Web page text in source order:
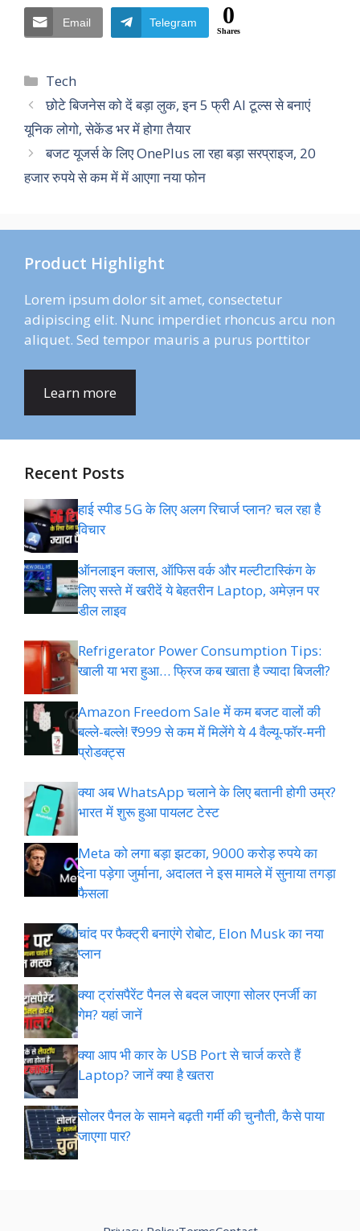
Email Telegram 0
Shares
Categories
Tech
छोटे बिजनेस को दें बड़ा लुक, इन 5 फ्री AI टूल्स से बनाएं
यूनिक लोगो, सेकेंड भर में होगा तैयार
बजट यूजर्स के लिए OnePlus ला रहा बड़ा सरप्राइज, 20
हजार रुपये से कम में में आएगा नया फोन
Product Highlight
Lorem ipsum dolor sit amet, consectetur
adipiscing elit. Nunc imperdiet rhoncus arcu non
aliquet. Sed tempor mauris a purus porttitor
Learn more
Recent Posts
हाई स्पीड 5G के लिए अलग रिचार्ज प्लान? चल रहा है
विचार
ऑनलाइन क्लास, ऑफिस वर्क और मल्टीटास्किंग के
लिए सस्ते में खरीदें ये बेहतरीन Laptop, अमेज़न पर
डील लाइव
Refrigerator Power Consumption Tips:
खाली या भरा हुआ… फ्रिज कब खाता है ज्यादा बिजली?
Amazon Freedom Sale में कम बजट वालों की
बल्ले-बल्ले! ₹999 से कम में मिलेंगे ये 4 वैल्यू-फॉर-मनी
प्रोडक्ट्स
क्या अब WhatsApp चलाने के लिए बतानी होगी उम्र?
भारत में शुरू हुआ पायलट टेस्ट
Meta को लगा बड़ा झटका, 9000 करोड़ रुपये का
देना पड़ेगा जुर्माना, अदालत ने इस मामले में सुनाया तगड़ा
फैसला
चांद पर फैक्ट्री बनाएंगे रोबोट, Elon Musk का नया
प्लान
क्या ट्रांसपैरेंट पैनल से बदल जाएगा सोलर एनर्जी का
गेम? यहां जानें
क्या आप भी कार के USB Port से चार्ज करते हैं
Laptop? जानें क्या है खतरा
सोलर पैनल के सामने बढ़ती गर्मी की चुनौती, कैसे पाया
जाएगा पार?